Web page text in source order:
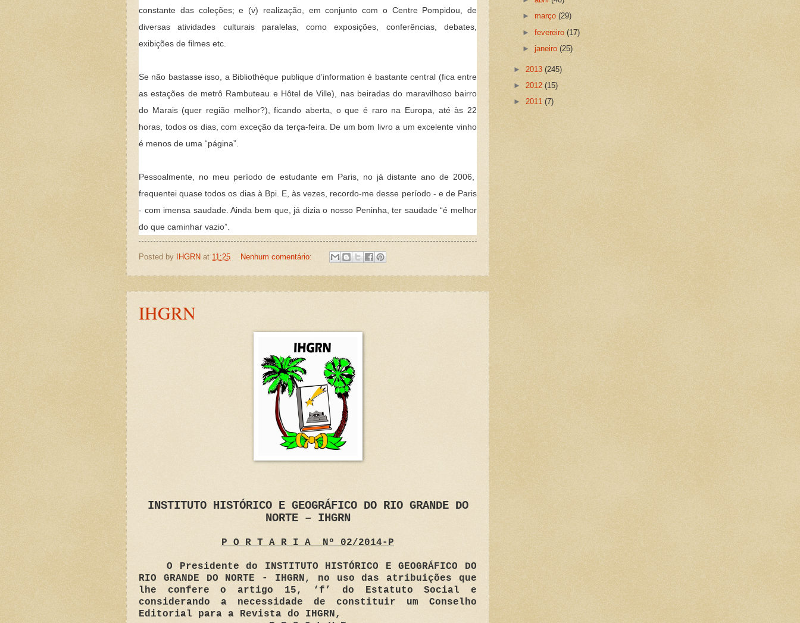
constante das coleções; e (v) realização, em conjunto com o Centre Pompidou, de
diversas atividades culturais paralelas, como exposições, conferências, debates,
exibições de filmes etc.
Se não bastasse isso, a Bibliothèque publique d’information é bastante central (fica entre
as estações de metrô Rambuteau e Hôtel de Ville), nas beiradas do maravilhoso bairro
do Marais (quer região melhor?), ficando aberta, o que é raro na Europa, até às 22
horas, todos os dias, com exceção da terça-feira. De um bom livro a um excelente vinho
é menos de uma “página”.
Pessoalmente, no meu período de estudante em Paris, no já distante ano de 2006,
frequentei quase todos os dias à Bpi. E, às vezes, recordo-me desse período - e de Paris
- com imensa saudade. Ainda bem que, já dizia o nosso Peninha, ter saudade “é melhor
do que caminhar vazio”.
Posted by IHGRN at 11:25 Nenhum comentário:
IHGRN
INSTITUTO HISTÓRICO E GEOGRÁFICO DO RIO GRANDE DO
NORTE – IHGRN
P O R T A R I A Nº 02/2014-P
O Presidente do INSTITUTO HISTÓRICO E GEOGRÁFICO DO
RIO GRANDE DO NORTE - IHGRN, no uso das atribuições que
lhe confere o artigo 15, ‘f’ do Estatuto Social e
considerando a necessidade de constituir um Conselho
Editorial para a Revista do IHGRN,
►março(29)
►fevereiro(17)
►janeiro(25)
► 2013 (245)
► 2012 (15)
► 2011 (7)